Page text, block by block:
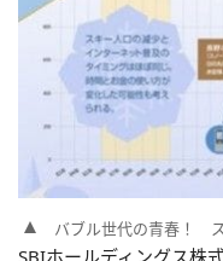
バブル世代の青春！
SBIホールディングス株